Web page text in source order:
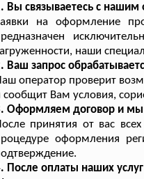
Вы связываетесь с
на оформление
наши
Ваш запрос
оператор проверит
сообщит Вам условия,
Оформляем договор и мы
принятия от вас
оформления
После оплаты наших